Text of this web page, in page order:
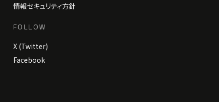
情報セキュリティ方針
FOLLOW
X (Twitter)
Facebook